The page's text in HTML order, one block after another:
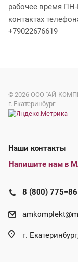
рабочее время
контактах
+79022676619
© 2026 ООО "АЙ-
г. Екатеринбург
Наши
Напишите нам в
8 (800)
г.